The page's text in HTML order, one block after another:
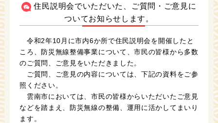
住民説明会でいただいた、ご質問・ご意見に
ついてお知らせします。
令和2年10月に市内6か所で住民説明会を開催したと
ころ、防災無線整備事業について、市民の皆様から多数
のご質問、ご意見をいただきました。
ご質問、ご意見の内容については、下記の資料をご参
照ください。
雲南市においては、市民の皆様からいただいたご意見
などを踏まえ、防災無線の整備、運用に活かしてまいり
ます。